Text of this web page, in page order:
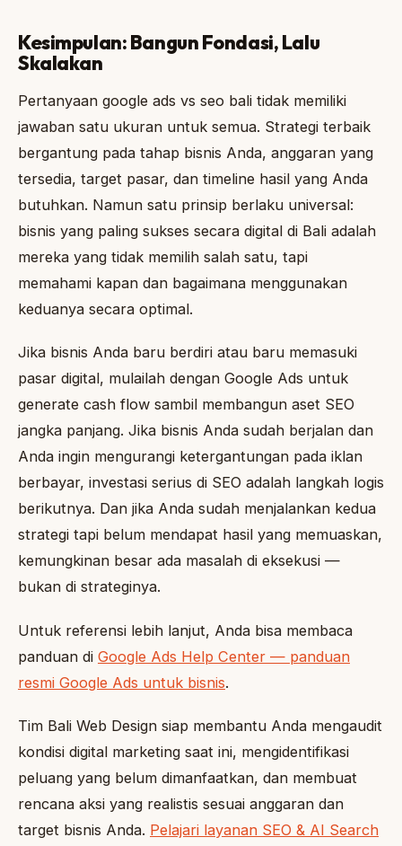
Kesimpulan: Bangun Fondasi, Lalu
Skalakan
Pertanyaan google ads vs seo bali tidak memiliki
jawaban satu ukuran untuk semua. Strategi terbaik
bergantung pada tahap bisnis Anda, anggaran yang
tersedia, target pasar, dan timeline hasil yang Anda
butuhkan. Namun satu prinsip berlaku universal:
bisnis yang paling sukses secara digital di Bali adalah
mereka yang tidak memilih salah satu, tapi
memahami kapan dan bagaimana menggunakan
keduanya secara optimal.
Jika bisnis Anda baru berdiri atau baru memasuki
pasar digital, mulailah dengan Google Ads untuk
generate cash flow sambil membangun aset SEO
jangka panjang. Jika bisnis Anda sudah berjalan dan
Anda ingin mengurangi ketergantungan pada iklan
berbayar, investasi serius di SEO adalah langkah logis
berikutnya. Dan jika Anda sudah menjalankan kedua
strategi tapi belum mendapat hasil yang memuaskan,
kemungkinan besar ada masalah di eksekusi —
bukan di strateginya.
Untuk referensi lebih lanjut, Anda bisa membaca
panduan di Google Ads Help Center — panduan
resmi Google Ads untuk bisnis.
Tim Bali Web Design siap membantu Anda mengaudit
kondisi digital marketing saat ini, mengidentifikasi
peluang yang belum dimanfaatkan, dan membuat
rencana aksi yang realistis sesuai anggaran dan
target bisnis Anda. Pelajari layanan SEO & AI Search